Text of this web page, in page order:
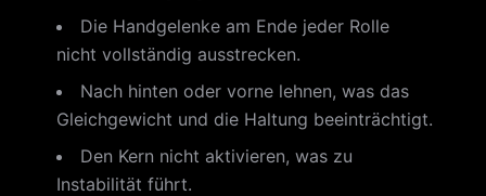
Die Handgelenke am Ende jeder Rolle
nicht vollständig ausstrecken.
Nach hinten oder vorne lehnen, was das
Gleichgewicht und die Haltung beeinträchtigt.
Den Kern nicht aktivieren, was zu
Instabilität führt.